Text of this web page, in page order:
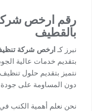
رقم ارخص
بالقطيف
نبرز كـ ارخص شركة
بتقديم خدمات عالية
نتميز بتقديم حلول
دون المساومة على جودة
نحن نعلم أهمية الكنب